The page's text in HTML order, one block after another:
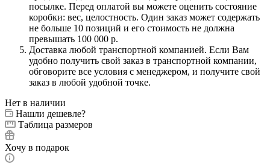
посылке. Перед оплатой вы можете оценить состояние
коробки: вес, целостность. Один заказ может содержать
не больше 10 позиций и его стоимость не должна
превышать 100 000 р.
Доставка любой транспортной компанией. Если Вам
удобно получить свой заказ в транспортной компании,
обговорите все условия с менеджером, и получите свой
заказ в любой удобной точке.
Нет в наличии
Нашли дешевле?
Таблица размеров
Хочу в подарок